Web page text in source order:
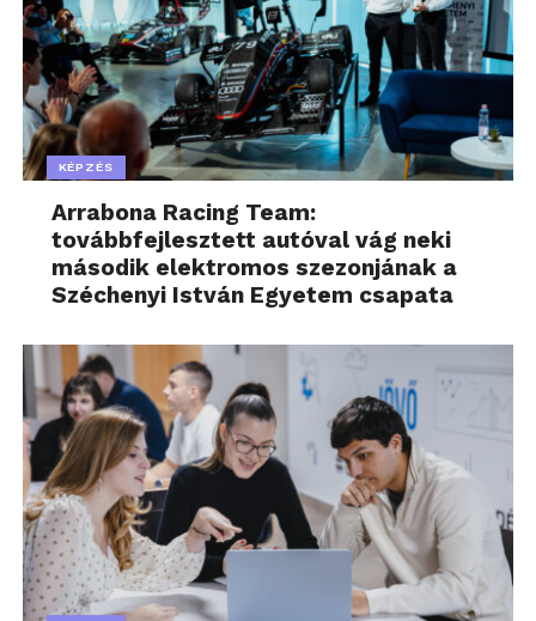
KÉPZÉS
Arrabona Racing Team:
továbbfejlesztett autóval vág neki
második elektromos szezonjának a
Széchenyi István Egyetem csapata